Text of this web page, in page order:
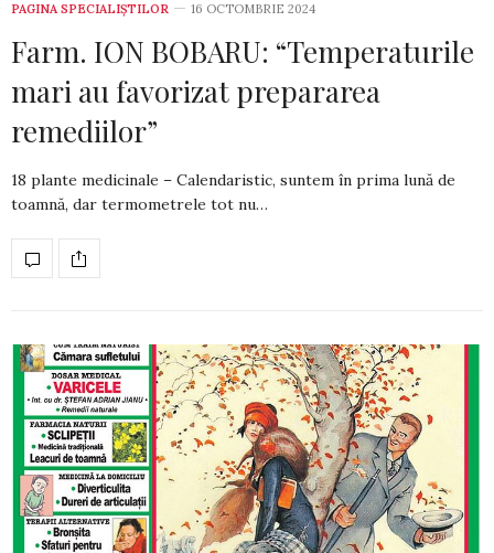
PAGINA SPECIALIȘTILOR 16 OCTOMBRIE 2024
Farm. ION BOBARU: “Temperaturile
mari au favorizat prepararea
remediilor”
18 plante medicinale – Calendaristic, suntem în prima lună de
toamnă, dar termometrele tot nu…